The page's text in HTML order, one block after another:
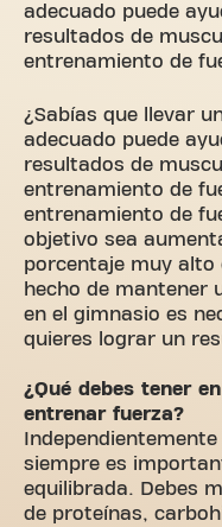
adecuado puede
resultados de
entrenamiento de
¿Sabías que llevar
adecuado puede
resultados de
entrenamiento de
entrenamiento de
objetivo sea
porcentaje muy alto
hecho de mantener
en el gimnasio es
quieres lograr un
¿Qué debes tener
entrenar fuerza?
siempre es
equilibrada. Debes
de proteínas,